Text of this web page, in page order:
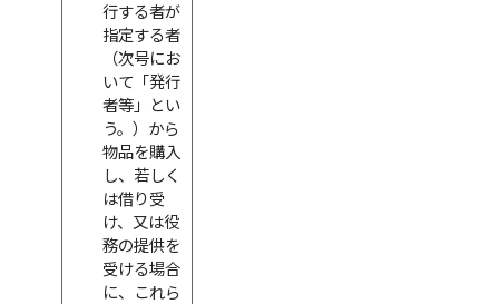
行する者が
指定する者
（次号にお
いて「発行
者等」とい
う。）から
物品を購入
し、若しく
は借り受
け、又は役
務の提供を
受ける場合
に、これら